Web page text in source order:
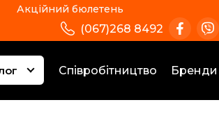
Акційний бюлетень
(067)268 8492
Співробітництво Бренди